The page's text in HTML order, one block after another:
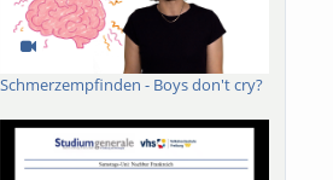
Schmerzempfinden - Boys don't cry?